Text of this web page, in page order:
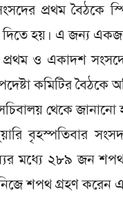
প্রথম বৈঠকে
হয়। এ জন্য একজন
ও একাদশ
কমিটির বৈঠকে
থেকে জানানো
বৃহস্পতিবার
মধ্যে ২৮৯ জন শপথ
শপথ গ্রহণ করেন